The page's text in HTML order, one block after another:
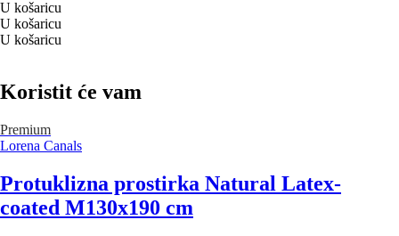
U košaricu
U košaricu
U košaricu
Koristit će vam
Premium
Lorena Canals
Protuklizna prostirka Natural Latex-
coated M130x190 cm